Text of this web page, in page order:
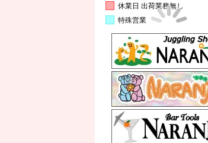
休業日 出荷業務無し
特殊営業